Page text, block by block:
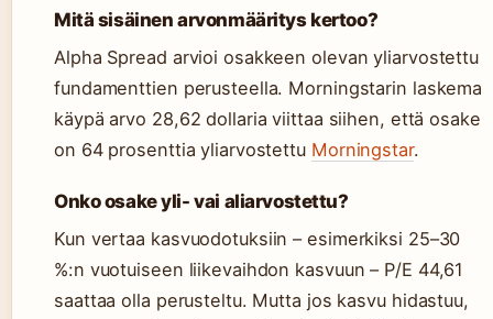
Mitä sisäinen arvonmääritys kertoo?
Alpha Spread arvioi osakkeen olevan yliarvostettu
fundamenttien perusteella. Morningstarin laskema
käypä arvo 28,62 dollaria viittaa siihen, että osake
on 64 prosenttia yliarvostettu Morningstar.
Onko osake yli- vai aliarvostettu?
Kun vertaa kasvuodotuksiin – esimerkiksi 25–30
%:n vuotuiseen liikevaihdon kasvuun – P/E 44,61
saattaa olla perusteltu. Mutta jos kasvu hidastuu,